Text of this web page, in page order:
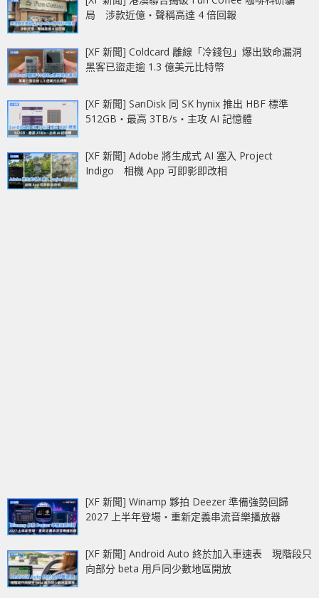
局 涉款近億‧聲稱高達 4 倍回報
[XF 新聞] Coldcard 離線「冷錢包」爆出致命漏洞
黑客已盜走逾 1.3 億美元比特幣
[XF 新聞] SanDisk 同 SK hynix 推出 HBF 標準
512GB‧最高 3TB/s‧主攻 AI 記憶體
[XF 新聞] Adobe 將生成式 AI 塞入 Project
Indigo 相機 App 可即影即改相
[XF 新聞] Winamp 夥拍 Deezer 準備強勢回歸
2027 上半年登場‧重新定義串流音樂播放器
[XF 新聞] Android Auto 終於加入車速表 現階段只
向部分 beta 用戶同少數地區開放